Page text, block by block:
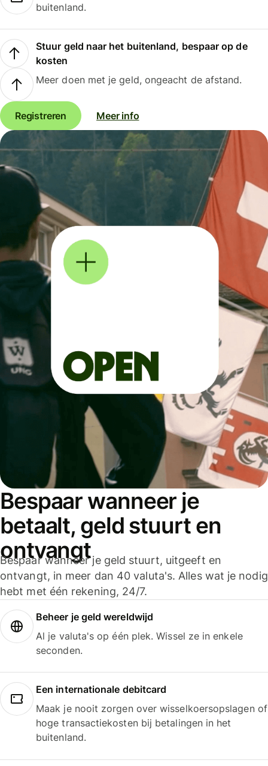
buitenland.
Stuur geld naar het buitenland, bespaar op de
kosten
Meer doen met je geld, ongeacht de afstand.
Registreren Meer info
Bespaar wanneer je
betaalt, geld stuurt en
ontvangt
Bespaar wanneer je geld stuurt, uitgeeft en
ontvangt, in meer dan 40 valuta's. Alles wat je nodig
hebt met één rekening, 24/7.
Beheer je geld wereldwijd
Al je valuta's op één plek. Wissel ze in enkele
seconden.
Een internationale debitcard
Maak je nooit zorgen over wisselkoersopslagen of
hoge transactiekosten bij betalingen in het
buitenland.